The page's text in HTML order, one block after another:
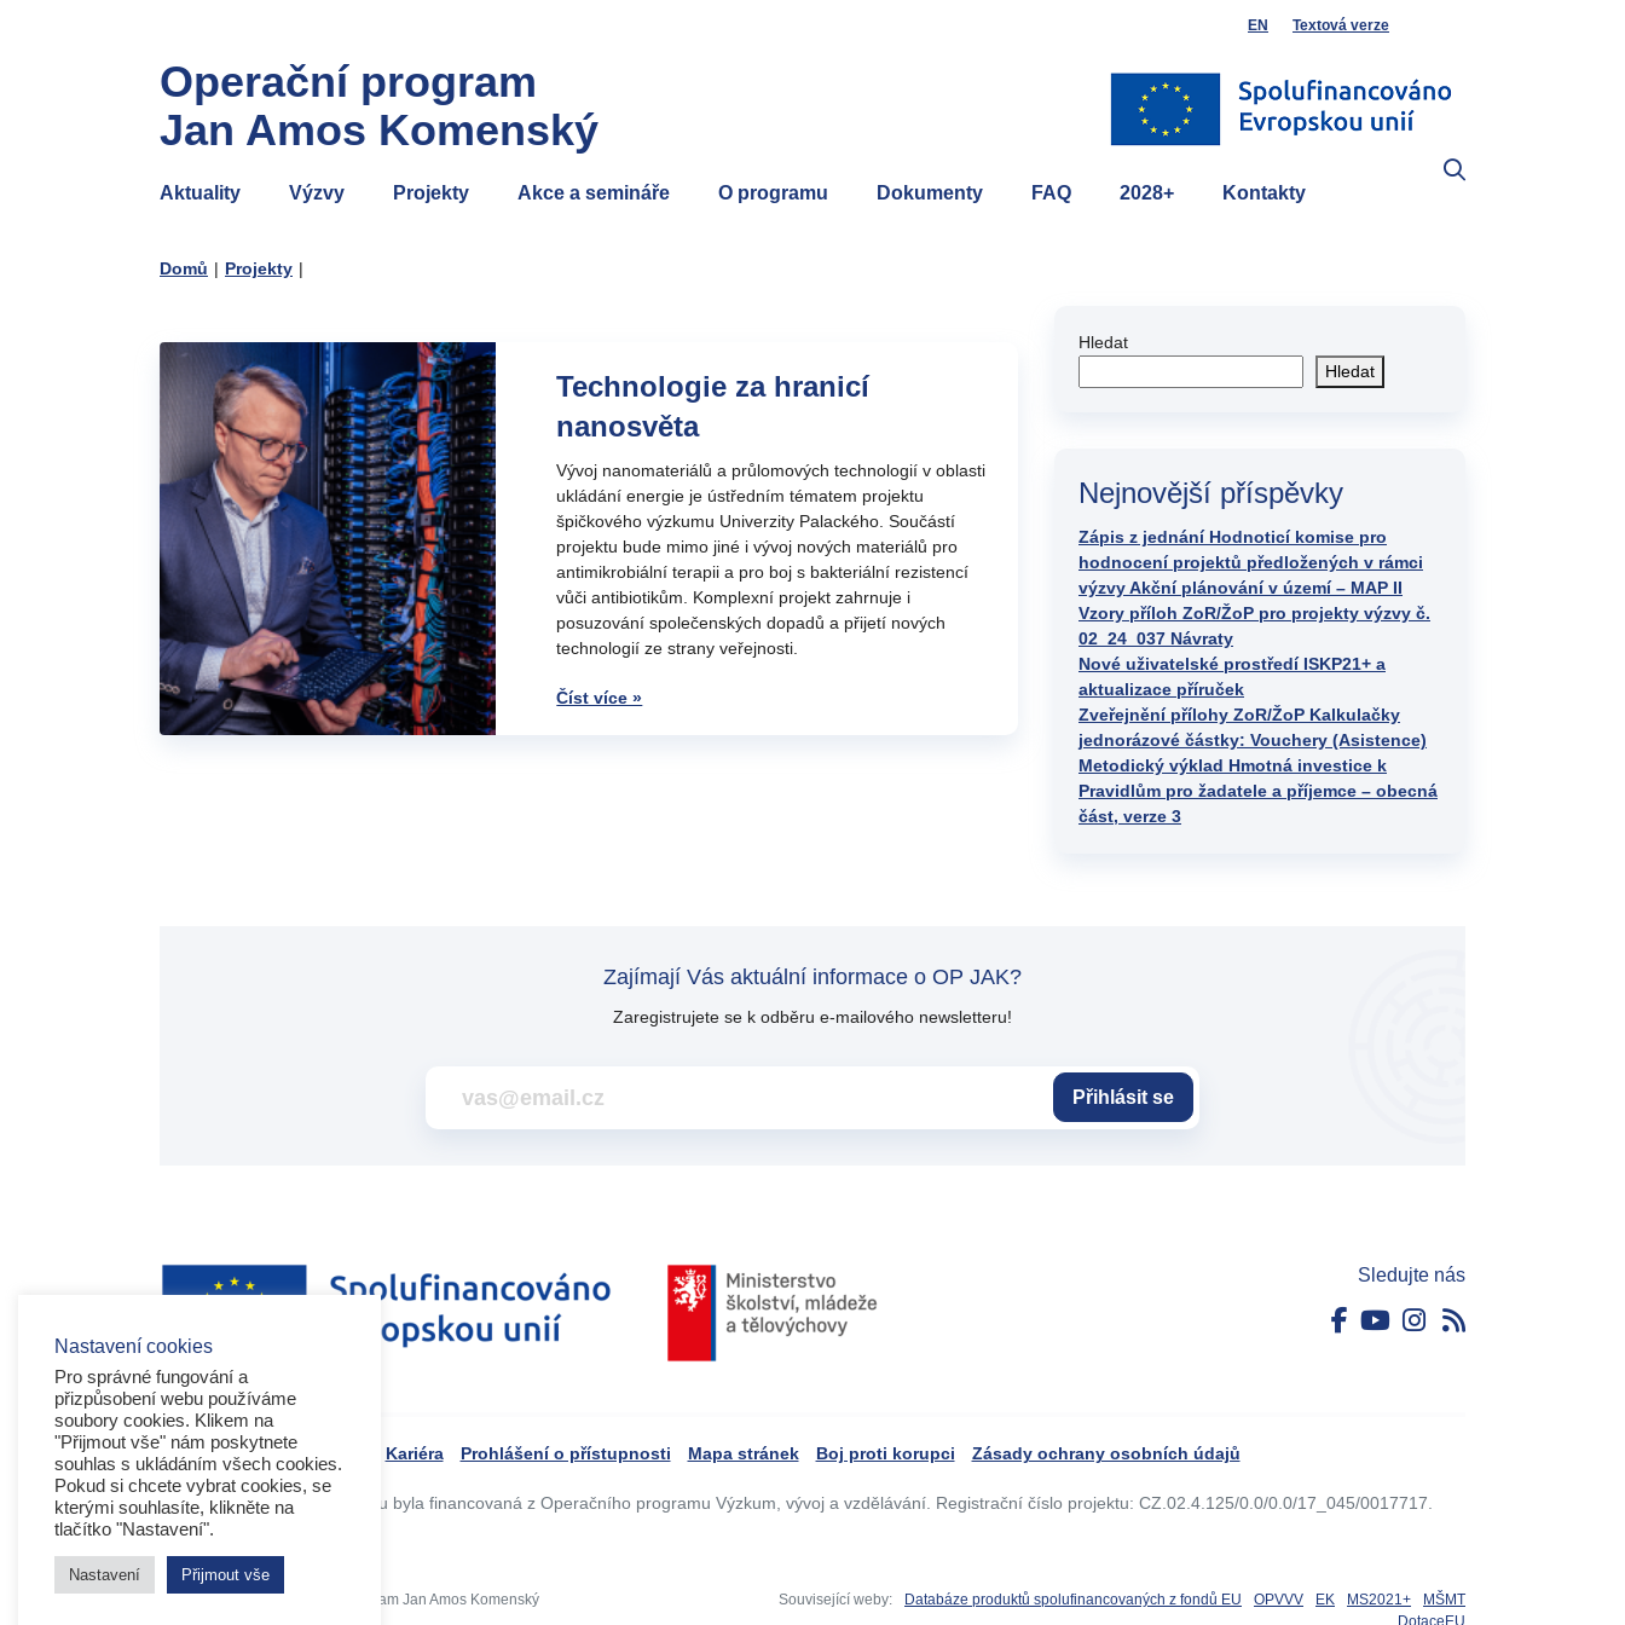
Operační program
Jan Amos Komenský
EN Textová verze
Aktuality Výzvy Projekty Akce a semináře O programu Dokumenty FAQ 2028+ Kontakty
Domů | Projekty |
Technologie za hranicí
nanosvěta
Vývoj nanomateriálů a průlomových technologií v oblasti
ukládání energie je ústředním tématem projektu
špičkového výzkumu Univerzity Palackého. Součástí
projektu bude mimo jiné i vývoj nových materiálů pro
antimikrobiální terapii a pro boj s bakteriální rezistencí
vůči antibiotikům. Komplexní projekt zahrnuje i
posuzování společenských dopadů a přijetí nových
technologií ze strany veřejnosti.
Číst více »
Hledat
Hledat
Nejnovější příspěvky
Zápis z jednání Hodnoticí komise pro
hodnocení projektů předložených v rámci
výzvy Akční plánování v území – MAP II
Vzory příloh ZoR/ŽoP pro projekty výzvy č.
02_24_037 Návraty
Nové uživatelské prostředí ISKP21+ a
aktualizace příruček
Zveřejnění přílohy ZoR/ŽoP Kalkulačky
jednorázové částky: Vouchery (Asistence)
Metodický výklad Hmotná investice k
Pravidlům pro žadatele a příjemce – obecná
část, verze 3
Zajímají Vás aktuální informace o OP JAK?
Zaregistrujete se k odběru e-mailového newsletteru!
Přihlásit se
Sledujte nás
Kariéra Prohlášení o přístupnosti Mapa stránek Boj proti korupci Zásady ochrany osobních údajů
Tvorba webového portálu byla financovaná z Operačního programu Výzkum, vývoj a vzdělávání. Registrační číslo projektu: CZ.02.4.125/0.0/0.0/17_045/0017717.
Související weby: Databáze produktů spolufinancovaných z fondů EU OPVVV EK MS2021+
MŠMT
DotaceEU
Copyright 2026 © Operační program Jan Amos Komenský
Nastavení cookies
Pro správné fungování a
přizpůsobení webu používáme
soubory cookies. Klikem na
"Přijmout vše" nám poskytnete
souhlas s ukládáním všech cookies.
Pokud si chcete vybrat cookies, se
kterými souhlasíte, klikněte na
tlačítko "Nastavení".
Nastavení Přijmout vše